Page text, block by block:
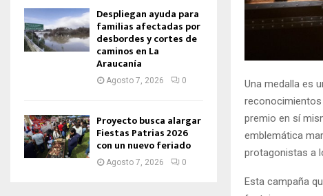
Una medalla es
reconocimientos
premio en sí
emblemática
protagonistas a
Esta campaña
Despliegan ayuda para
familias afectadas por
desbordes y cortes de
caminos en La
Araucanía
Agosto 7, 2026 0
Proyecto busca alargar
Fiestas Patrias 2026
con un nuevo feriado
Agosto 7, 2026 0